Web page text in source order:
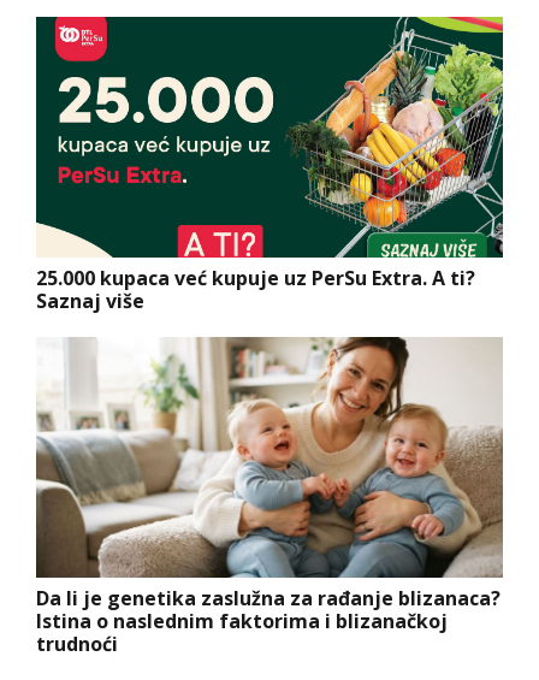
25.000 kupaca već kupuje uz PerSu Extra. A ti?
Saznaj više
Da li je genetika zaslužna za rađanje blizanaca?
Istina o naslednim faktorima i blizanačkoj
trudnoći